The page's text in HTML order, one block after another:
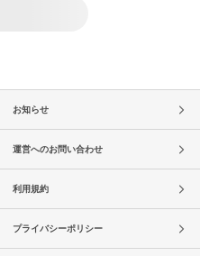
お知らせ
運営へのお問い合わせ
利用規約
プライバシーポリシー